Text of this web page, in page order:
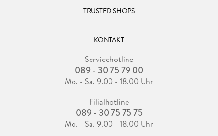
TRUSTED SHOPS
KONTAKT
Servicehotline
089 - 30 75 79 00
Mo. - Sa. 9.00 - 18.00 Uhr
Filialhotline
089 - 30 75 75 75
Mo. - Sa. 9.00 - 18.00 Uhr